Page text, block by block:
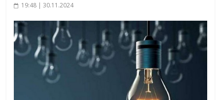
19:48 | 30.11.2024